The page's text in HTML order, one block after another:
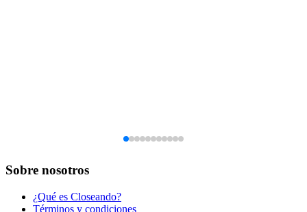
Sobre nosotros
¿Qué es Closeando?
Términos y condiciones